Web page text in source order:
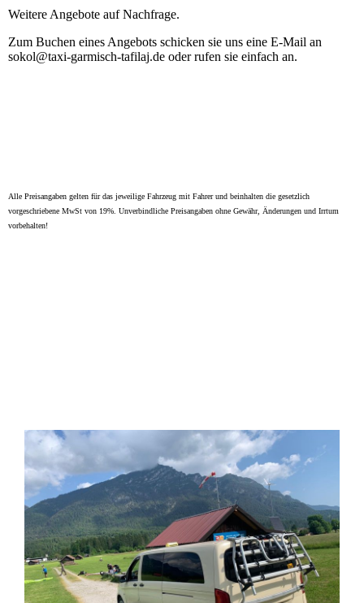
Weitere Angebote auf Nachfrage.
Zum Buchen eines Angebots schicken sie uns eine E-Mail an
sokol@taxi-garmisch-tafilaj.de oder rufen sie einfach an.
Alle Preisangaben gelten für das jeweilige Fahrzeug mit Fahrer und beinhalten die gesetzlich
vorgeschriebene MwSt von 19%. Unverbindliche Preisangaben ohne Gewähr, Änderungen und Irrtum
vorbehalten!